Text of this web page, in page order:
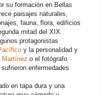
su formación en Bellas
paisajes naturales,
fauna, flora, edificios
mitad del XIX.
protagonistas
y la personalidad y
Martínez o el fotógrafo
enfermedades
en tapa dura y una